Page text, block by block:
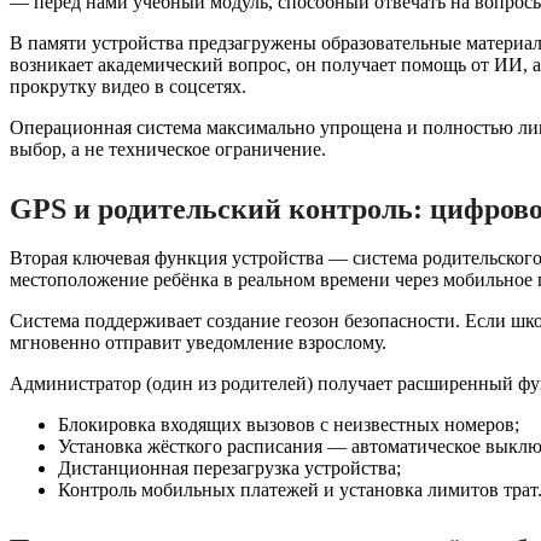
В памяти устройства предзагружены образовательные
возникает академический вопрос, он получает помощь от ИИ,
прокрутку видео в соцсетях.
Операционная система максимально упрощена и полностью
выбор, а не техническое ограничение.
GPS и родительский контроль:
Вторая ключевая функция устройства — система
местоположение ребёнка в реальном времени через
Система поддерживает создание геозон безопасности. Если
мгновенно отправит уведомление взрослому.
Администратор (один из родителей) получает расширенный
Блокировка входящих вызовов с неизвестных номеров;
Установка жёсткого расписания — автоматическое
Дистанционная перезагрузка устройства;
Контроль мобильных платежей и установка лимитов трат.